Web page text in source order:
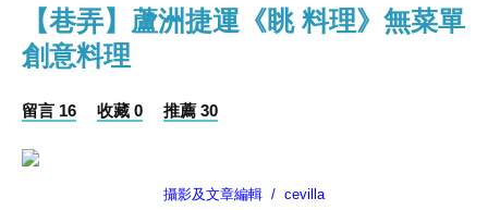
【巷弄】蘆洲捷運《眺 料理》無菜單
創意料理
留言 16 收藏 0 推薦 30
攝影及文章編輯 / cevilla